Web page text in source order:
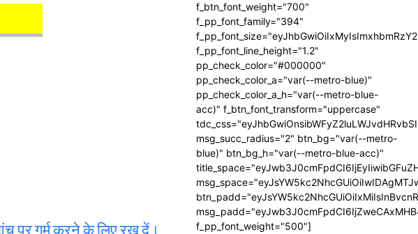
पर गर्म करने के लिए रख दें।
f_btn_font_weight="700"
f_pp_font_family="394"
f_pp_font_line_height="1.2"
pp_check_color="#000000"
pp_check_color_a="var(--metro-blue)"
pp_check_color_a_h="var(--metro-blue-
acc)" f_btn_font_transform="uppercase"
msg_succ_radius="2" btn_bg="var(--metro-
blue)" btn_bg_h="var(--metro-blue-acc)"
f_pp_font_weight="500"]